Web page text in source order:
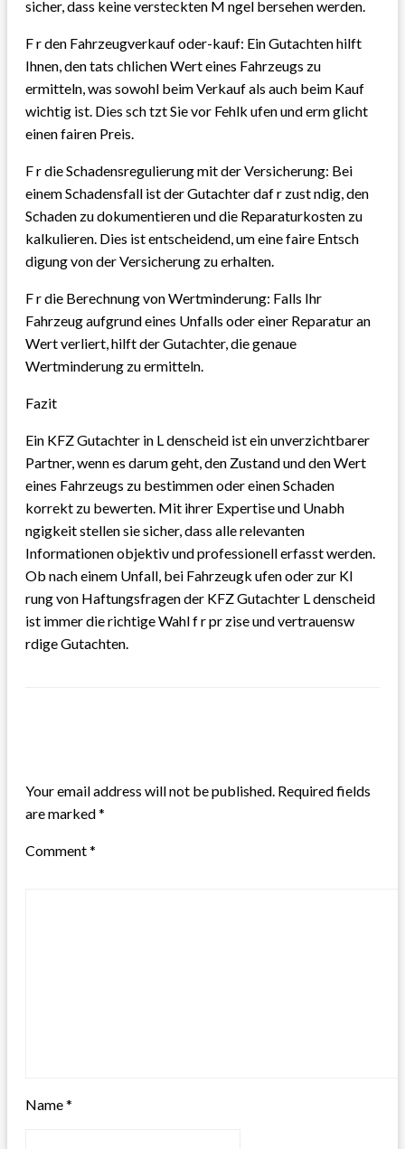
sicher, dass keine versteckten M ngel bersehen werden.
F r den Fahrzeugverkauf oder-kauf: Ein Gutachten hilft
Ihnen, den tats chlichen Wert eines Fahrzeugs zu
ermitteln, was sowohl beim Verkauf als auch beim Kauf
wichtig ist. Dies sch tzt Sie vor Fehlk ufen und erm glicht
einen fairen Preis.
F r die Schadensregulierung mit der Versicherung: Bei
einem Schadensfall ist der Gutachter daf r zust ndig, den
Schaden zu dokumentieren und die Reparaturkosten zu
kalkulieren. Dies ist entscheidend, um eine faire Entsch
digung von der Versicherung zu erhalten.
F r die Berechnung von Wertminderung: Falls Ihr
Fahrzeug aufgrund eines Unfalls oder einer Reparatur an
Wert verliert, hilft der Gutachter, die genaue
Wertminderung zu ermitteln.
Fazit
Ein KFZ Gutachter in L denscheid ist ein unverzichtbarer
Partner, wenn es darum geht, den Zustand und den Wert
eines Fahrzeugs zu bestimmen oder einen Schaden
korrekt zu bewerten. Mit ihrer Expertise und Unabh
ngigkeit stellen sie sicher, dass alle relevanten
Informationen objektiv und professionell erfasst werden.
Ob nach einem Unfall, bei Fahrzeugk ufen oder zur Kl
rung von Haftungsfragen der KFZ Gutachter L denscheid
ist immer die richtige Wahl f r pr zise und vertrauensw
rdige Gutachten.
Your email address will not be published. Required fields
are marked*
Comment*
Name*